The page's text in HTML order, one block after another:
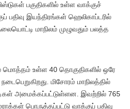
பகுதிகளில் உள்ள வாக்குச்
பதிவு இயந்திரங்கள் ஹெலிகாப்டரில்
மாநிலம் முழுவதும் பலத்த
மொத்தம் உள்ள 40 தொகுதிகளில் ஒரே
மிசோரம் மாநிலத்தில்
அமைக்கப்பட்டுள்ளன. இவற்றில் 765
பொருத்தப்பட்டு வாக்குப் பதிவு